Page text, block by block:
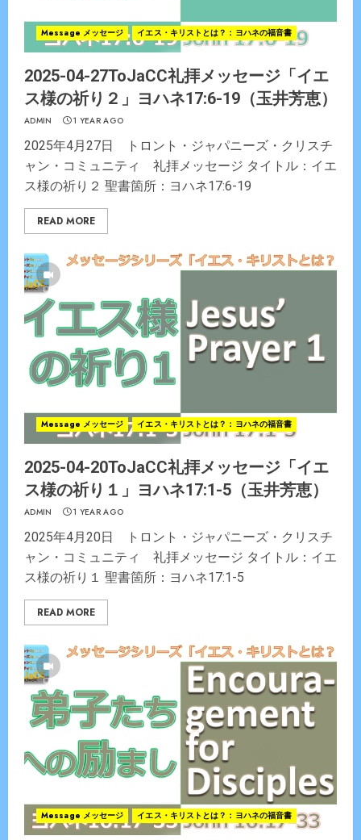
Message メッセージ イエス・キリストとは？：ヨハネの福音書
2025-04-27ToJaCC礼拝メッセージ「イエ
ス様の祈り２」ヨハネ17:6-19（玉井芳恵）
ADMIN 1 YEAR AGO
2025年4月27日 トロント・ジャパニーズ・クリスチ
ャン・コミュニティ 礼拝メッセージ タイトル：イエ
ス様の祈り２ 聖書箇所：ヨハネ17:6-19
READ MORE
Message メッセージ イエス・キリストとは？：ヨハネの福音書
2025-04-20ToJaCC礼拝メッセージ「イエ
ス様の祈り１」ヨハネ17:1-5（玉井芳恵）
ADMIN 1 YEAR AGO
2025年4月20日 トロント・ジャパニーズ・クリスチ
ャン・コミュニティ 礼拝メッセージ タイトル：イエ
ス様の祈り１ 聖書箇所：ヨハネ17:1-5
READ MORE
Message メッセージ イエス・キリストとは？：ヨハネの福音書